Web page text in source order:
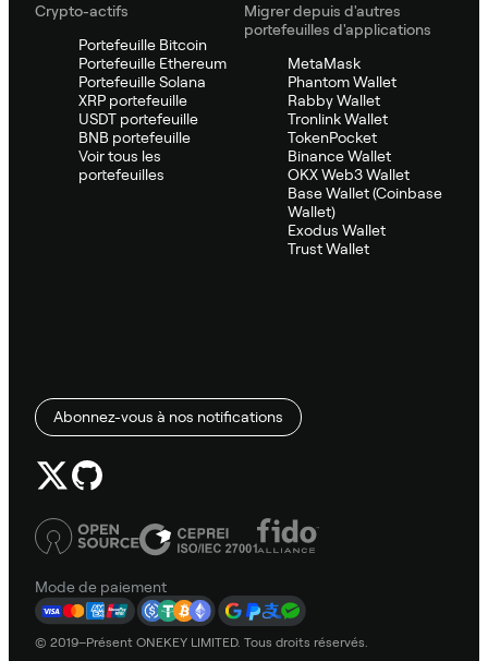
Crypto-actifs
Portefeuille Bitcoin
Portefeuille Ethereum
Portefeuille Solana
XRP portefeuille
USDT portefeuille
BNB portefeuille
Voir tous les
portefeuilles
Migrer depuis d'autres
portefeuilles d'applications
MetaMask
Phantom Wallet
Rabby Wallet
Tronlink Wallet
TokenPocket
Binance Wallet
OKX Web3 Wallet
Base Wallet (Coinbase
Wallet)
Exodus Wallet
Trust Wallet
Abonnez-vous à nos notifications
Mode de paiement
© 2019–Présent ONEKEY LIMITED. Tous droits réservés.